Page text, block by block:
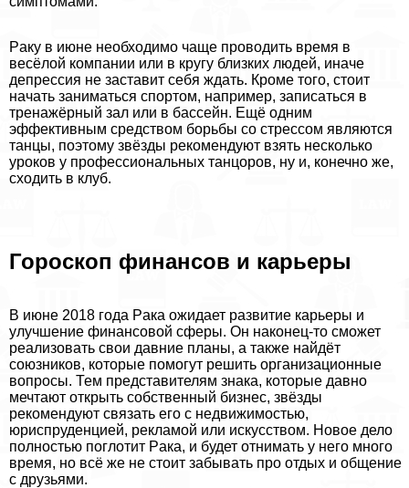
Paку в июне необходимо чаще проводить время в
весёлой компании или в кругу близких людей, иначе
депрессия не заставит себя ждать. Кроме того, стоит
начать заниматься спортом, например, записаться в
тренажёрный зал или в бассейн. Ещё одним
эффективным средством борьбы со стрессом являются
танцы, поэтому звёзды рекомендуют взять несколько
уроков у профессиональных танцоров, ну и, конечно же,
сходить в клуб.
Гороскоп финансов и карьеры
В июне 2018 года Paка ожидает развитие карьеры и
улучшение финансовой сферы. Он наконец-то сможет
реализовать свои давние планы, а также найдёт
союзников, которые помогут решить организационные
вопросы. Тем представителям знака, которые давно
мечтают открыть собственный бизнес, звёзды
рекомендуют связать его с недвижимостью,
юриспруденцией, рекламой или искусством. Новое дело
полностью поглотит Paка, и будет отнимать у него много
время, но всё же не стоит забывать про отдых и общение
с друзьями.